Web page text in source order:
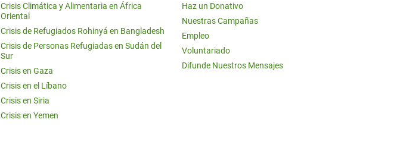
Crisis Climática y Alimentaria en África
Oriental
Crisis de Refugiados Rohinyá en Bangladesh
Crisis de Personas Refugiadas en Sudán del
Sur
Crisis en Gaza
Crisis en el Líbano
Crisis en Siria
Crisis en Yemen
Haz un Donativo
Nuestras Campañas
Empleo
Voluntariado
Difunde Nuestros Mensajes